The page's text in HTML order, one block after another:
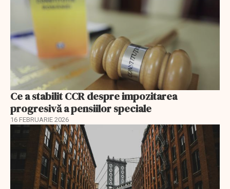
Ce a stabilit CCR despre impozitarea
progresivă a pensiilor speciale
16 FEBRUARIE 2026